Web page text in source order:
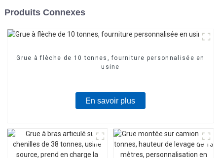
Produits Connexes
Grue à flèche de 10 tonnes, fourniture personnalisée en
usine
En savoir plus